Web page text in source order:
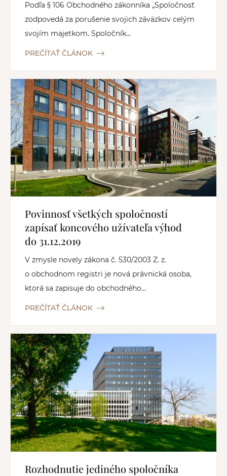
Podľa § 106 Obchodného zákonníka „Spoločnosť
zodpovedá za porušenie svojich záväzkov celým
svojím majetkom. Spoločník...
PREČÍTAŤ ČLÁNOK
Povinnosť všetkých spoločností
zapísať koncového užívateľa výhod
do 31.12.2019
V zmysle novely zákona č. 530/2003 Z. z.
o obchodnom registri je nová právnická osoba,
ktorá sa zapisuje do obchodného...
PREČÍTAŤ ČLÁNOK
Rozhodnutie jediného spoločníka